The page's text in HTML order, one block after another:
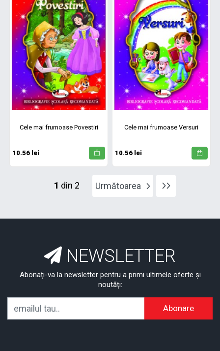
Cele mai frumoase Povestiri
10.56 lei
Cele mai frumoase Versuri
10.56 lei
1 din 2 Următoarea
NEWSLETTER
Abonați-va la newsletter pentru a primi ultimele oferte și
noutăți:
Abonare